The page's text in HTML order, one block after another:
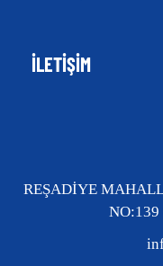
İLETİŞİM
REŞADİYE